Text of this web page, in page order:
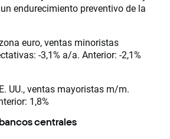
endurecimiento preventivo de la
euro, ventas minoristas
-3,1% a/a. Anterior: -2,1%
UU., ventas mayoristas m/m.
1,8%
centrales